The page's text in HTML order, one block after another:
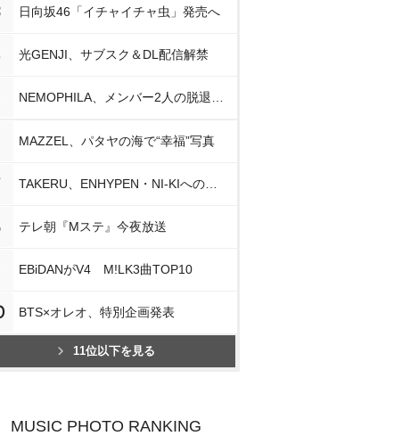
日向坂46「イチャイチャ虫」発売へ
光GENJI、サブスク＆DL配信解禁
MAZZEL、パタヤの海で“幸福”写真
テレ朝『Mステ』今夜放送
EBiDANがV4 M!LK3曲TOP10
BTS×オレオ、特別企画発表
11位以下を見る
MUSIC PHOTO RANKING